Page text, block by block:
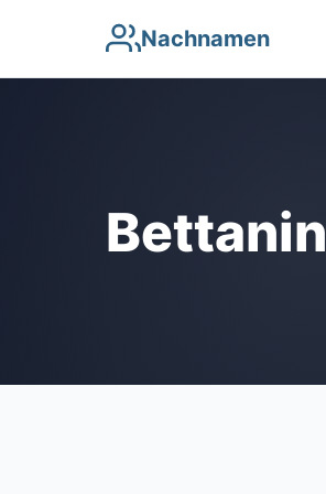
Nachnamen
Bettanin